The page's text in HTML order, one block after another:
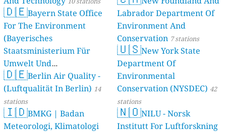
🇩🇪Bayern State Office
For The Environment
(Bayerisches
Staatsministerium Für
Umwelt Und
Verbraucherschutz) - LfU
46 stations
🇩🇪Berlin Air Quality -
(Luftqualität In Berlin) 14
stations
🇮🇩BMKG | Badan
Meteorologi, Klimatologi
Labrador Department Of
Environment And
Conservation 7 stations
🇺🇸New York State
Department Of
Environmental
Conservation (NYSDEC) 42
stations
🇳🇴NILU - Norsk
Institutt For Luftforskning